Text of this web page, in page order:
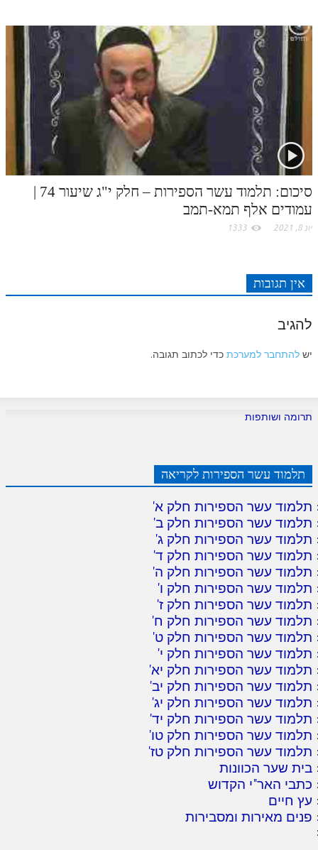
סיכום: תלמוד עשר הספירות – חלק י"ג שיעור 74 |
עמודים אלף תמא-תמב
יונ 8, 2021 1333
אין תגובות
להגיב
יש להתחבר למערכת כדי לכתוב תגובה.
תרומה ושותפות
תלמוד עשר הספירות לקריאה
תלמוד עשר הספירות חלק א'
תלמוד עשר הספירות חלק ב'
תלמוד עשר הספירות חלק ג'
תלמוד עשר הספירות חלק ד'
תלמוד עשר הספירות חלק ה'
תלמוד עשר הספירות חלק ו'
תלמוד עשר הספירות חלק ז'
תלמוד עשר הספירות חלק ח'
תלמוד עשר הספירות חלק ט'
תלמוד עשר הספירות חלק י'
תלמוד עשר הספירות חלק יא'
תלמוד עשר הספירות חלק יב'
תלמוד עשר הספירות חלק יג'
תלמוד עשר הספירות חלק יד'
תלמוד עשר הספירות חלק טו'
תלמוד עשר הספירות חלק טז'
בית שער הכוונות
כתבי האר"י הקדוש
עץ חיים
פנים מאירות ומסבירות